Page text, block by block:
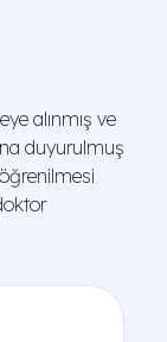
alınmış ve
duyurulmuş